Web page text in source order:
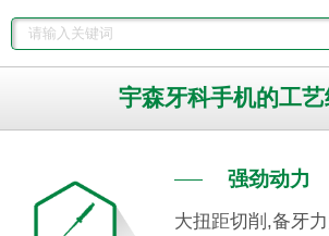
宇森牙科手机的工
强劲动力
大扭距切削,备牙